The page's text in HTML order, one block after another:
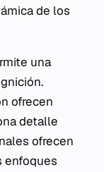
de los
una
ofrecen
detalle
ofrecen
enfoques